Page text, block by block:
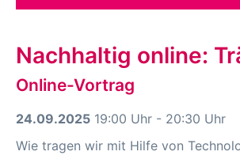
Nachhaltig online:
Online-Vortrag
24.09.2025 19:00 Uhr - 20:30 Uhr
Wie tragen wir mit Hilfe von